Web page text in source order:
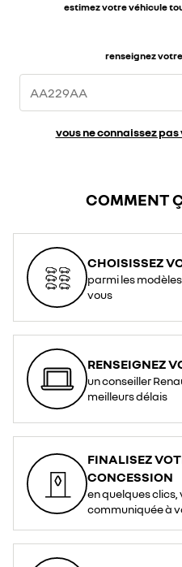
estimez votre véhicule
renseignez
vous ne connaissez
COMMENT
CHOISISSEZ
parmi les
vous
RENSEIGNEZ
un conseiller
meilleurs délais
FINALISEZ
CONCESSION
en quelques
communiquée à